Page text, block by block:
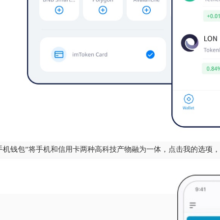
机钱包”将手机和信用卡两种高科技产物融为一体，点击我的选项